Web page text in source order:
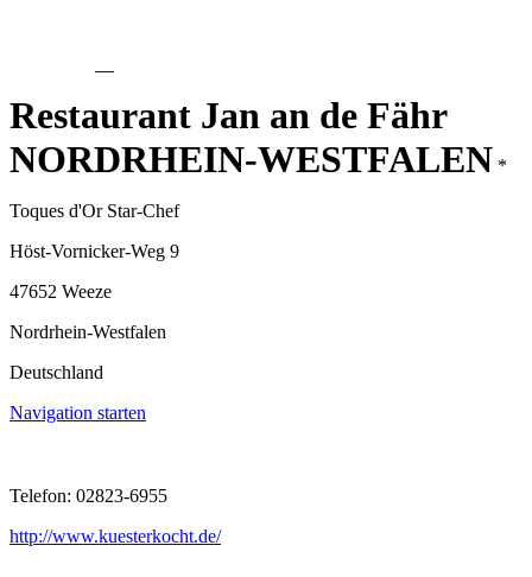
Restaurant Jan an de Fähr
NORDRHEIN-WESTFALEN *
Toques d'Or Star-Chef
Höst-Vornicker-Weg 9
47652 Weeze
Nordrhein-Westfalen
Deutschland
Navigation starten
Telefon: 02823-6955
http://www.kuesterkocht.de/